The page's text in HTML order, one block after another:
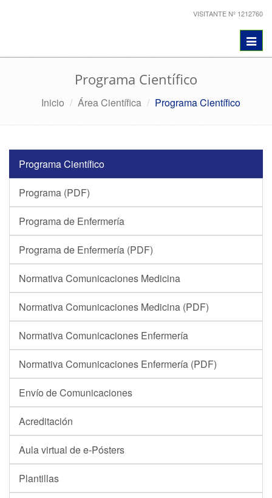
VISITANTE Nº 1212760
Programa Científico
Inicio Área Científica Programa Científico
Programa Científico
Programa (PDF)
Programa de Enfermería
Programa de Enfermería (PDF)
Normativa Comunicaciones Medicina
Normativa Comunicaciones Medicina (PDF)
Normativa Comunicaciones Enfermería
Normativa Comunicaciones Enfermería (PDF)
Envío de Comunicaciones
Acreditación
Aula virtual de e-Pósters
Plantillas